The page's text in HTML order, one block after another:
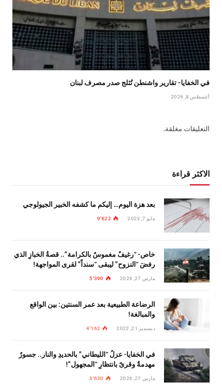
في الخفايا- تقارير واشنطن تُثلج صدر مصرف لبنان
أغسطس 8, 2026
التعليقات مغلقة.
الاكثر قراءة
بعد هزة اليوم… إليكم ما كشفه الخبير الجيولوجي
مايو 7, 2023 9٬622
خاص- “رغيفٌ مغموسٌ بالكرامة”.. قصةُ الخبازِ الذي
رفضَ “النزوح” ليبقى “سنداً” لقرى المواجهة!
مارس 27, 2026 5٬390
الرضاعة الطبيعية بعد عمر السنتين: بين الواقع
والمبالغة!
ديسمبر 21, 2022 4٬162
في الخفايا- عزلُ “الليطاني” بالحديدِ والنار.. جسورٌ
مهدمةٌ وقرىً بانتظارِ “المجهول”!
مارس 27, 2026 3٬630